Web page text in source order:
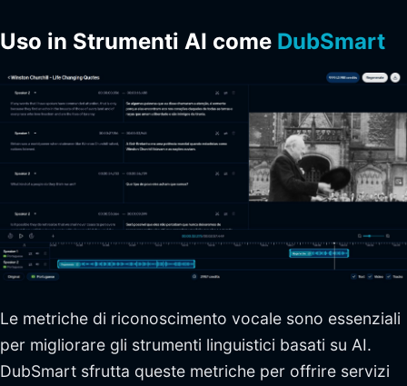
Uso in Strumenti AI come DubSmart
Le metriche di riconoscimento vocale sono essenziali
per migliorare gli strumenti linguistici basati su AI.
DubSmart sfrutta queste metriche per offrire servizi